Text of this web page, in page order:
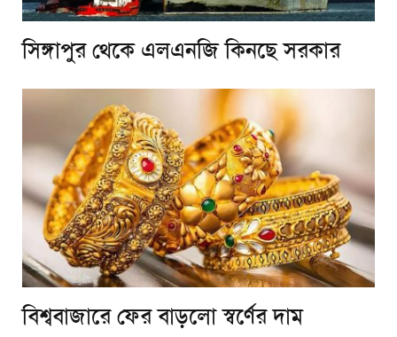
সিঙ্গাপুর থেকে এলএনজি কিনছে সরকার
বিশ্ববাজারে ফের বাড়লো স্বর্ণের দাম